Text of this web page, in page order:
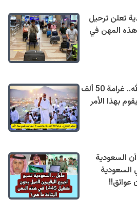
تعلن ترحيل
هذه المهن في
تحذير عاجل لحجاج بيت الله.. غرامة 50 ألف
لمن يقوم بهذا الأمر
السعودية
عوائق!!